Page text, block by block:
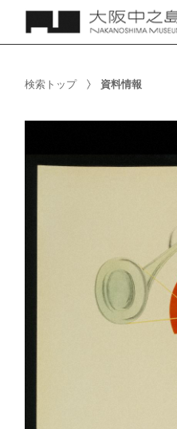
検索トップ 資料情報